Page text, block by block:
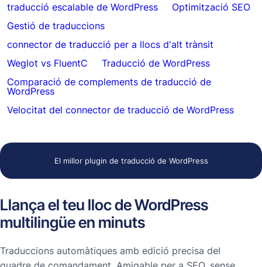
traducció escalable de WordPress
Optimització SEO
Gestió de traduccions
connector de traducció per a llocs d'alt trànsit
Weglot vs FluentC
Traducció de WordPress
Comparació de complements de traducció de
WordPress
Velocitat del connector de traducció de WordPress
El millor plugin de traducció de WordPress
Llança el teu lloc de WordPress
multilingüe en minuts
Traduccions automàtiques amb edició precisa del